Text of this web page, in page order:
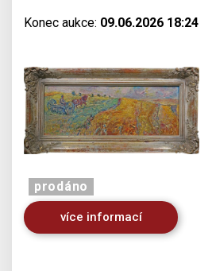
Konec aukce: 09.06.2026 18:24
prodáno
více informací